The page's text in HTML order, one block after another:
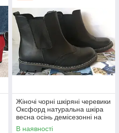
Жіночі чорні шкіряні черевики
Оксфорд натуральна шкіра
весна осінь демісезонні на
низькому ходу 38 розм
В наявності